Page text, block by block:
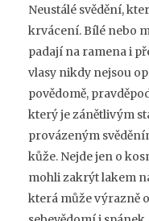
Neustálé svědění,
krvácení. Bílé nebo
padají na ramena i
vlasy nikdy nejsou
povědomě,
který jezánětlivým
provázeným
kůže. Nejde jen o
mohli zakrýt lakem
která může výrazně